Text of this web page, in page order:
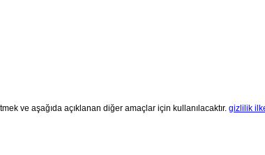
ve aşağıda açıklanan diğer amaçlar için kullanılacaktır. gizlilik